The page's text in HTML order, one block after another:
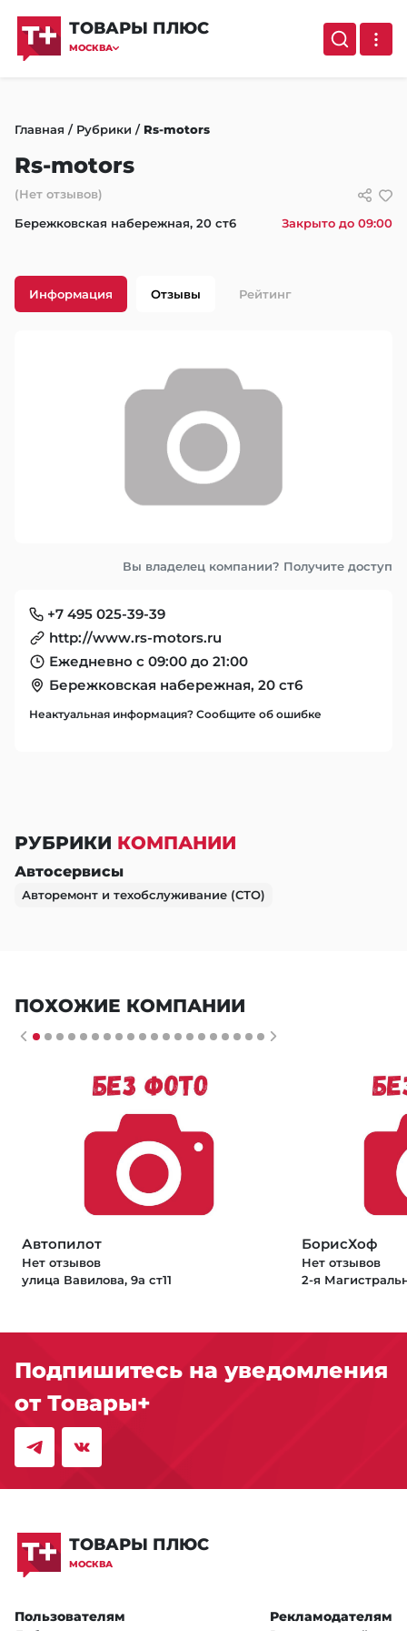
ТОВАРЫ ПЛЮС
МОСКВА
Главная / Рубрики / Rs-motors
Rs-motors
(Нет отзывов)
Бережковская набережная, 20 ст6
Закрыто до 09:00
Информация Отзывы Рейтинг
Вы владелец компании? Получите доступ
+7 495 025-39-39
http://www.rs-motors.ru
Ежедневно с 09:00 до 21:00
Бережковская набережная, 20 ст6
Неактуальная информация? Сообщите об ошибке
РУБРИКИ КОМПАНИИ
Автосервисы
Авторемонт и техобслуживание (СТО)
ПОХОЖИЕ КОМПАНИИ
Автопилот
Нет отзывов
улица Вавилова, 9а ст11
БорисХоф
Нет отзывов
2-я
Подпишитесь на уведомления
от Товары+
ТОВАРЫ ПЛЮС
МОСКВА
Пользователям Рекламодателям